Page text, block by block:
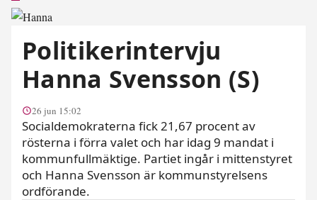
Politikerintervju
Hanna Svensson (S)
26 jun 15:02
Socialdemokraterna fick 21,67 procent av
rösterna i förra valet och har idag 9 mandat i
kommunfullmäktige. Partiet ingår i mittenstyret
och Hanna Svensson är kommunstyrelsens
ordförande.